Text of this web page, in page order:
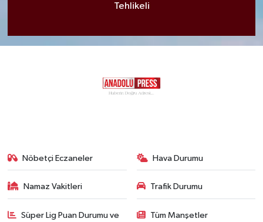
Tehlikeli
Nöbetçi Eczaneler Hava Durumu
Namaz Vakitleri Trafik Durumu
Süper Lig Puan Durumu ve Tüm Manşetler